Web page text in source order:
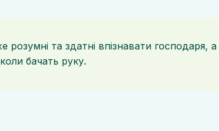
розумні та здатні впізнавати господаря, а
бачать руку.